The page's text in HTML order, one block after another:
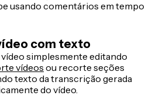
usando comentários em tempo
com texto
vídeo simplesmente editando
vídeosou recorte seções
texto da transcrição gerada
do vídeo.